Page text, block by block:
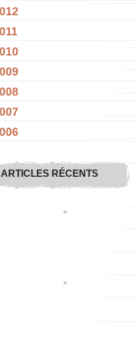
ARTICLES RÉCENTS